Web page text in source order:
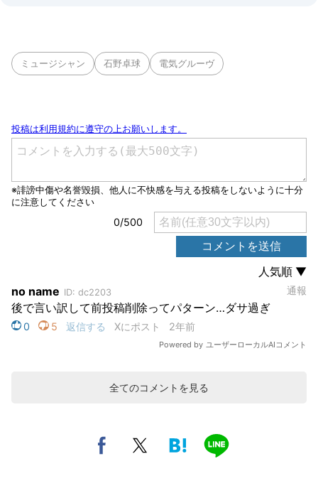
ミュージシャン 石野卓球 電気グルーヴ
全てのコメントを見る